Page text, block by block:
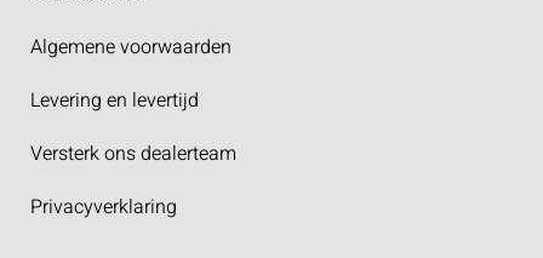
Algemene voorwaarden
Levering en levertijd
Versterk ons dealerteam
Privacyverklaring